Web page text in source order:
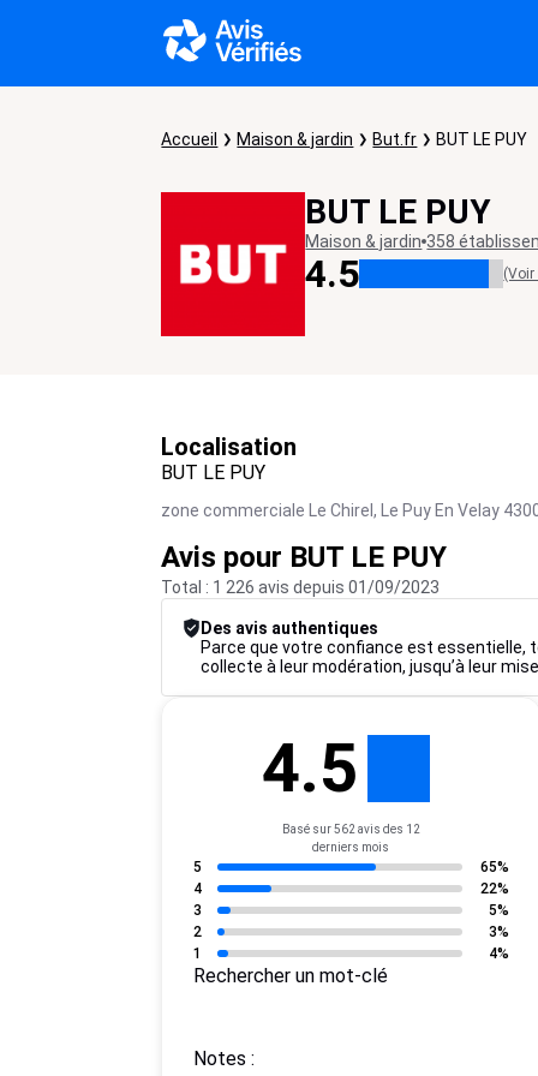
Accueil Maison & jardin But.fr BUT LE PUY
BUT LE PUY
Maison & jardin 358
4.5 (Voir
Localisation
BUT LE PUY
zone commerciale Le Chirel, Le Puy En Velay
Avis pour BUT LE PUY
Total : 1 226 avis depuis 01/09/2023
Des avis authentiques
Parce que votre confiance est essentielle,
collecte à leur modération, jusqu’à leur
4.5
Basé sur 562 avis des 12
derniers mois
5
65%
4
22%
3
5%
2
3%
1
4%
Rechercher un mot-clé
Notes :